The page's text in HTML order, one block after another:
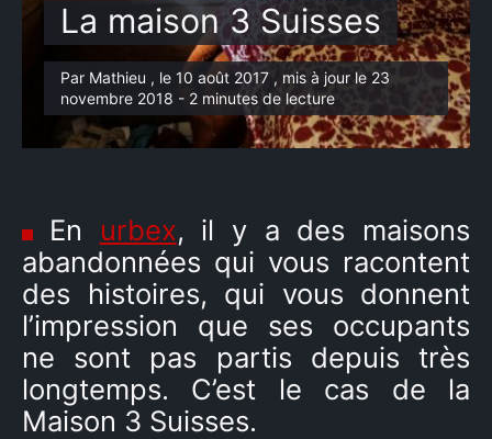
La maison 3 Suisses
Par Mathieu , le 10 août 2017 , mis à jour le 23
novembre 2018 - 2 minutes de lecture
En urbex, il y a des maisons
abandonnées qui vous racontent
des histoires, qui vous donnent
l’impression que ses occupants
ne sont pas partis depuis très
longtemps. C’est le cas de la
Maison 3 Suisses.